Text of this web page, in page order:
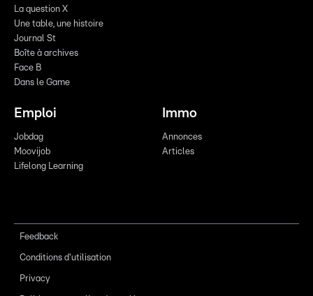
La question X
Une table, une histoire
Journal St
Boîte à archives
Face B
Dans le Game
Emploi
Jobdag
Moovijob
Lifelong Learning
Immo
Annonces
Articles
Feedback
Conditions d'utilisation
Privacy